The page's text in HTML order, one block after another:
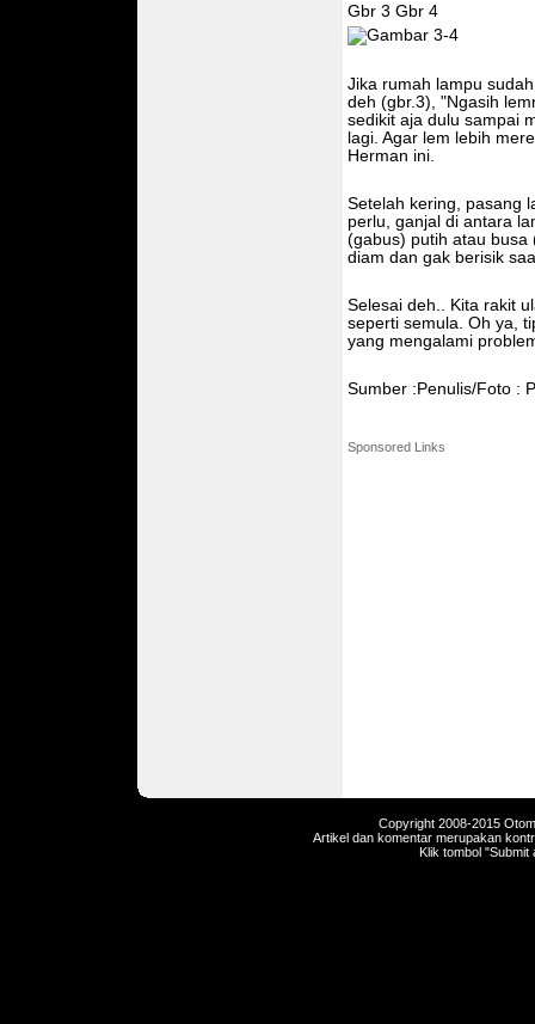
Gbr 3 Gbr 4
Jika rumah lampu
deh (gbr.3), "Ngasih
sedikit aja dulu sampai
lagi. Agar lem lebih
Herman ini.
Setelah kering, pasang
perlu, ganjal di antara
(gabus) putih atau busa
diam dan gak berisik
Selesai deh.. Kita rakit
seperti semula. Oh ya,
yang mengalami
Sumber :Penulis/Foto :
Sponsored Links
Copyright 2008-2015
Artikel dan komentar merupakan
Klik tombol